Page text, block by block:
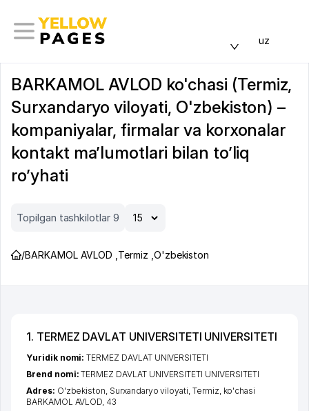
uz
BARKAMOL AVLOD ko'chasi (Termiz,
Surxandaryo viloyati, O'zbekiston) –
kompaniyalar, firmalar va korxonalar
kontakt ma’lumotlari bilan to’liq
ro’yhati
Topilgan tashkilotlar 9
/BARKAMOL AVLOD Termiz O'zbekiston
1. TERMEZ DAVLAT UNIVERSITETI UNIVERSITETI
Yuridik nomi:TERMEZ DAVLAT UNIVERSITETI
Brend nomi:TERMEZ DAVLAT UNIVERSITETI UNIVERSITETI
Adres: O'zbekiston, Surxandaryo viloyati, Termiz, ko'chasi
BARKAMOL AVLOD, 43